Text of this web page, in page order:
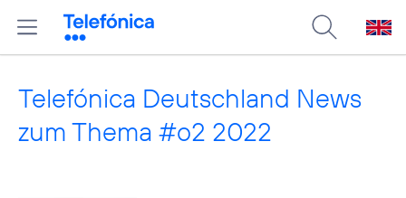
Telefónica Deutschland News
zum Thema #o2 2022